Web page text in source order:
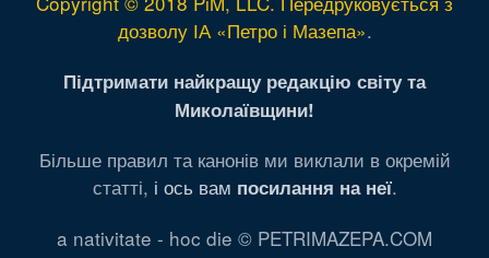
дозволу ІА «Петро і Мазепа».
Підтримати найкращу редакцію світу та
Миколаївщини!
Більше правил та канонів ми виклали в окремій
статті, і ось вам посилання на неї.
a nativitate - hoc die © PETRIMAZEPA.COM